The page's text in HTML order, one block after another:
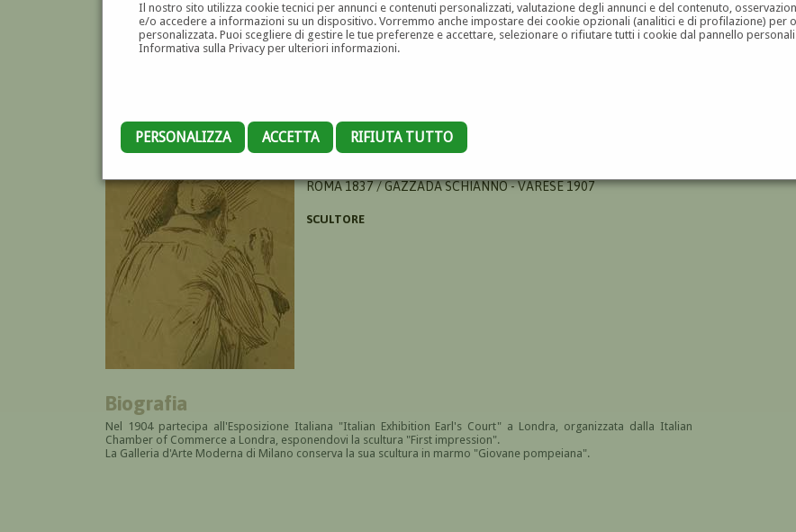
Il nostro sito utilizza cookie tecnici per annunci e contenuti personalizzati, valutazione degli annunci e del contenuto,
e/o accedere a informazioni su un dispositivo. Vorremmo anche impostare dei cookie opzionali (analitici e di profilazione)
personalizzata. Puoi scegliere di gestire le tue preferenze e accettare, selezionare o rifiutare tutti i cookie dal pannello
Informativa sulla Privacy per ulteriori informazioni.
PERSONALIZZA ACCETTA RIFIUTA TUTTO
FEDERICO GAETANO VILLA
ROMA 1837 / GAZZADA SCHIANNO - VARESE 1907
SCULTORE
Biografia
Nel 1904 partecipa all'Esposizione Italiana "Italian Exhibition Earl's Court" a Londra, organizzata dalla Italian
Chamber of Commerce a Londra, esponendovi la scultura "First impression".
La Galleria d'Arte Moderna di Milano conserva la sua scultura in marmo "Giovane pompeiana".